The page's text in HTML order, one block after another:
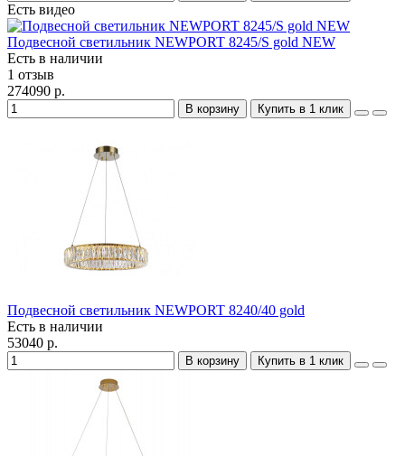
Есть видео
Подвесной светильник NEWPORT 8245/S gold NEW
Есть в наличии
1 отзыв
274090 р.
В корзину Купить в 1 клик
Подвесной светильник NEWPORT 8240/40 gold
Есть в наличии
53040 р.
В корзину Купить в 1 клик